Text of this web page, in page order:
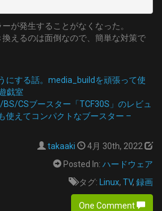
が発生することがなくなった。
えるのは面倒なので、簡単な対策で
にする話。media_buildを頑張って使
戯室
BS/CSブースター「TCF30S」のレビュ
使えてコンパクトなブースター –
takaaki
4月 30th, 2022
Posted In: ハードウェア
タグ:
Linux, TV, 録画
One Comment